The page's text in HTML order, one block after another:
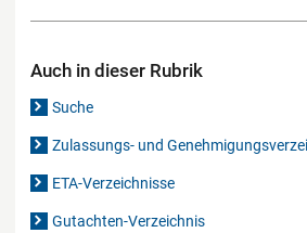
Auch in dieser Rubrik
Suche
Zulassungs- und
ETA-Verzeichnisse
Gutachten-Verzeichnis